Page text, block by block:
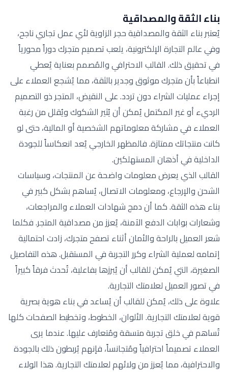
بناء الثقة والمصداقية
يُعتبر بناء الثقة والمصداقية حجر الزاوية لأي عمل تجاري ناجح،
وفي عالم التجارة الإلكترونية، يلعب تصميم متجرك دوراً محورياً
في تحقيق ذلك. القالب الاحترافي والمُصمم بعناية يُعطي
انطباعاً بأن متجرك موثوق وجدير بالثقة، مما يُشجع العملاء على
إجراء عمليات الشراء دون تردد. على النقيض، المتجر ذو التصميم
الرديء أو غير المكتمل يُمكن أن يُثير الشكوك ويُقلل من رغبة
العملاء في مشاركة معلوماتهم الشخصية أو المالية، حتى لو
كانت منتجاتك ممتازة. فالمظهر الخارجي يُعد انعكاساً للجودة
الداخلية في أذهان المستهلكين.
القالب الذي يعرض معلومات واضحة عن المنتجات، وسياسات
الشحن والإرجاع، ومعلومات الاتصال، يُساهم بشكل كبير في
بناء هذه الثقة. كما أن دمج شهادات العملاء والمراجعات،
وشعارات بوابات الدفع الآمنة، يُعزز من مصداقية المتجر. فكلما
شعر العميل بالراحة والأمان أثناء تصفح متجرك، زادت احتمالية
إتمامه لعملية الشراء وكرر التجربة في المستقبل. هذه التفاصيل
الصغيرة، التي يُمكن للقالب أن يُبرزها بفاعلية، تُحدث فرقاً كبيراً
في تصور العميل لعلامتك التجارية.
علاوة على ذلك، يُمكن للقالب أن يُساعد في بناء هوية بصرية
قوية لعلامتك التجارية. الألوان، الخطوط، وتخطيط الصفحات كلها
تُساهم في خلق تجربة متسقة ومُتعارف عليها. عندما يرى
العملاء تصميماً احترافياً ومُتجانساً، فإنهم يُربطون ذلك بالجودة
والاحترافية، مما يُعزز من ولائهم لعلامتك التجارية. هذا الولاء